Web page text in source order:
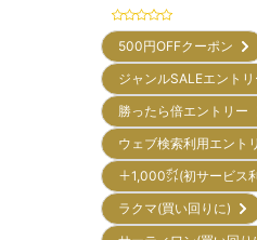
500円OFFクーポン
ジャンルSALEエント
勝ったら倍エントリー
ウェブ検索利用エン
＋1,000㌽(初サービ
ラクマ(買い回りに)